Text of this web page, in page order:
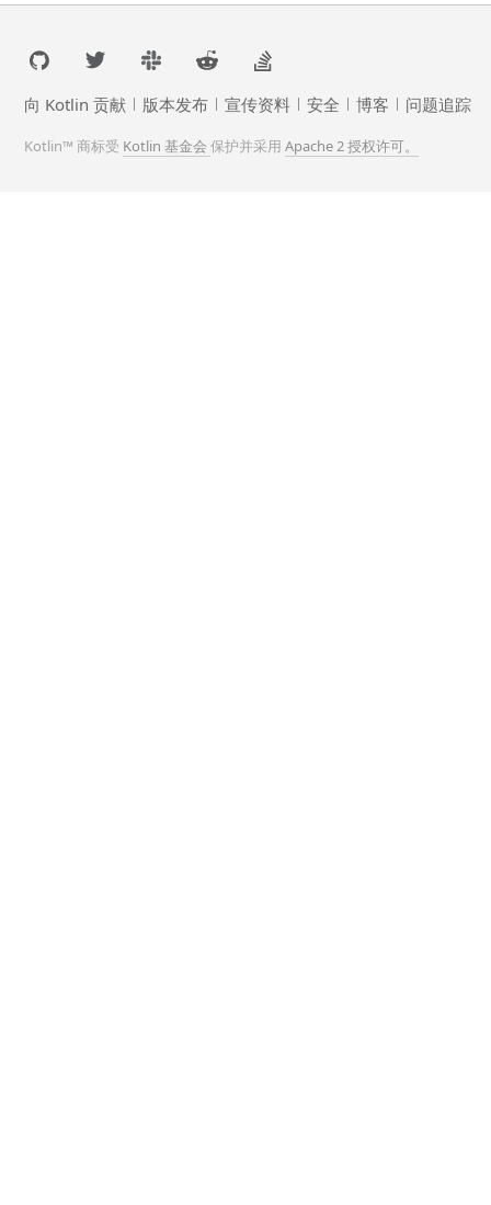
向 Kotlin 贡献 版本发布 宣传资料 安全 博客 问题追踪
Kotlin™ 商标受 Kotlin 基金会 保护并采用 Apache 2 授权许可。